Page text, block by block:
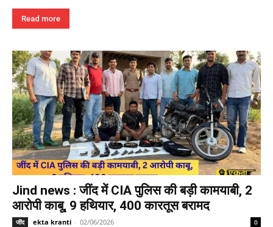
Read more
Jind news : जींद में CIA पुलिस की बड़ी कामयाबी, 2
आरोपी काबू, 9 हथियार, 400 कारतूस बरामद
जींद ekta kranti - 02/06/2026 0